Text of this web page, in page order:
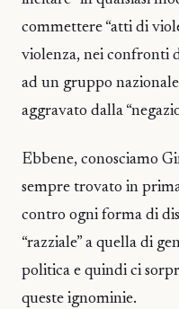
commettere “atti di
violenza, nei confronti
ad un gruppo
aggravato dalla
Ebbene, conosciamo
sempre trovato in
contro ogni forma di
“razziale” a quella di
politica e quindi ci
queste ignominie.